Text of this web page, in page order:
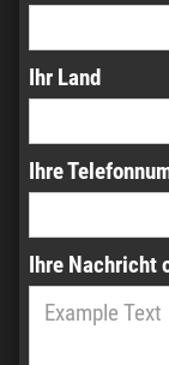
Ihr Land
Ihre
Ihre Nachricht